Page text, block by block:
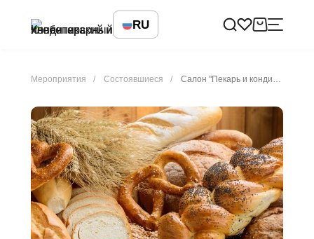
RU
Мероприятия Состоявшиеся Салон "Пекарь и кондитер"